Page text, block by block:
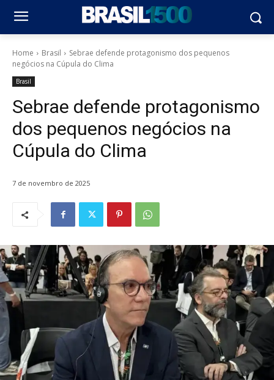
Home Brasil
Sebrae defende protagonismo dos pequenos
negócios na Cúpula do Clima
Brasil
Sebrae defende protagonismo
dos pequenos negócios na
Cúpula do Clima
7 de novembro de 2025